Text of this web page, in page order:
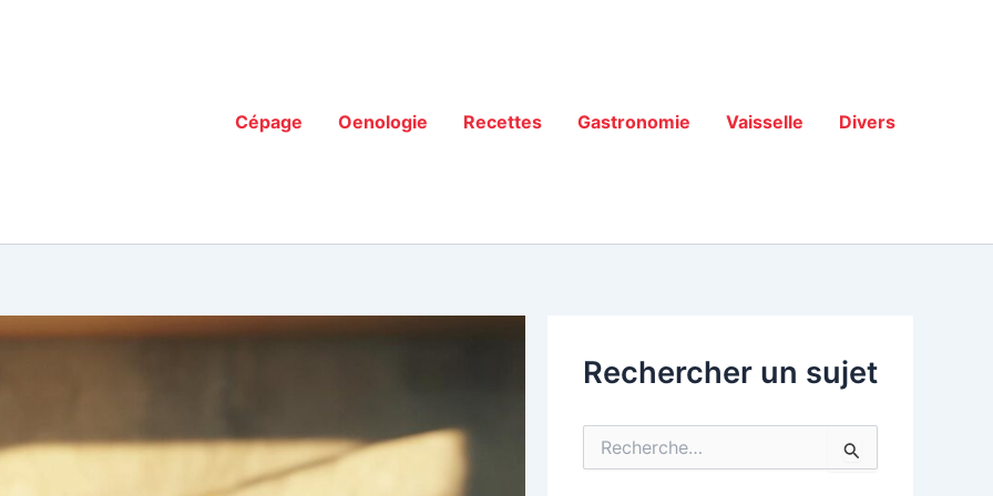
Cépage Oenologie Recettes Gastronomie Vaisselle Divers
Rechercher un sujet